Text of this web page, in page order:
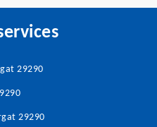
29290
29290